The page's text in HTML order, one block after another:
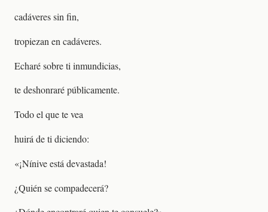
cadáveres sin fin,
tropiezan en cadáveres.
Echaré sobre ti inmundicias,
te deshonraré públicamente.
Todo el que te vea
huirá de ti diciendo:
«¡Nínive está devastada!
¿Quién se compadecerá?